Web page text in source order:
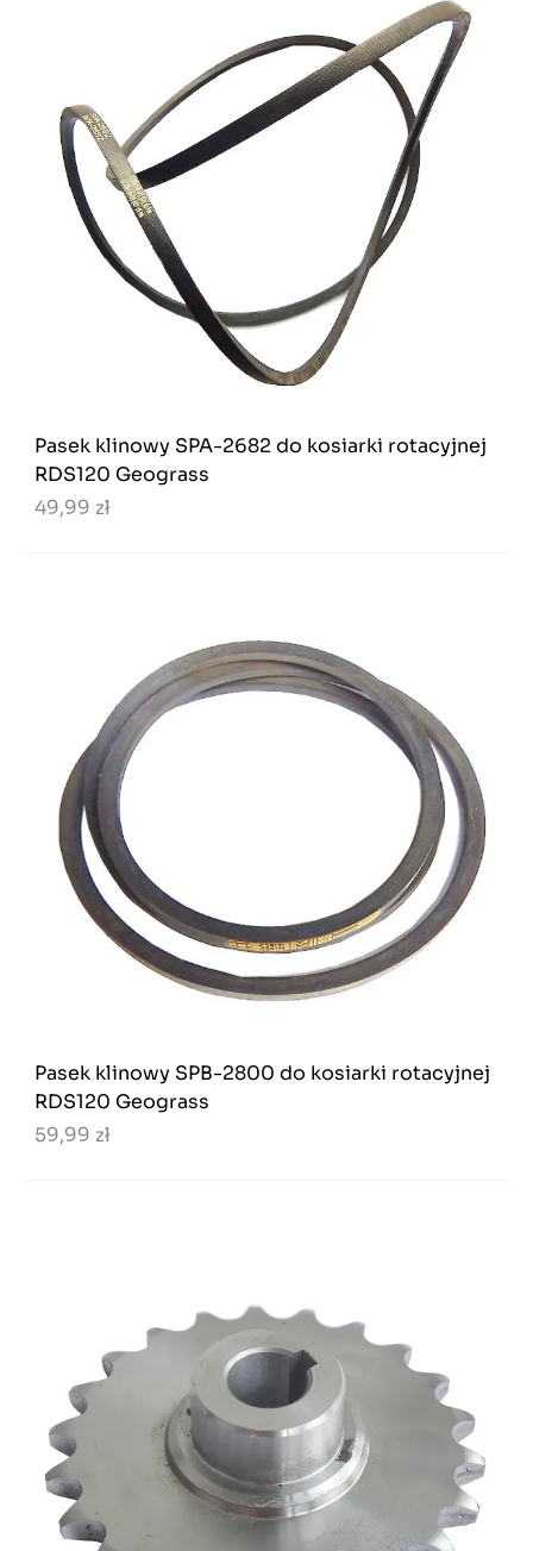
Pasek klinowy SPA-2682 do kosiarki rotacyjnej
RDS120 Geograss
49,99 zł
Pasek klinowy SPB-2800 do kosiarki rotacyjnej
RDS120 Geograss
59,99 zł